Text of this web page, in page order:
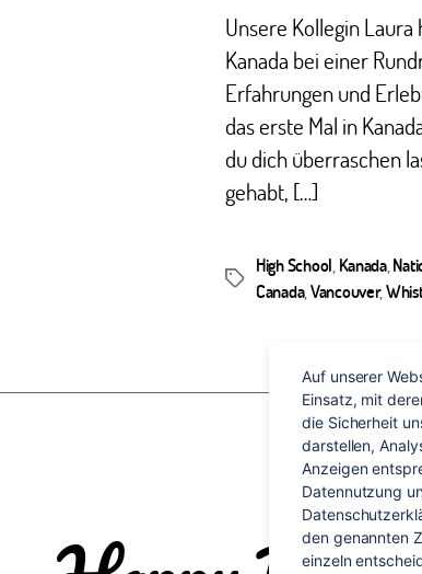
Unsere Kollegin
Kanada bei einer
Erfahrungen und
das erste Mal in
du dich überraschen
gehabt, […]
Schlagwörter
High School Kanada,
Canada, Vancouver,
Auf unserer
Einsatz, mit
die Sicherheit
darstellen,
Anzeigen
Datennutzung
den genannten
einzeln